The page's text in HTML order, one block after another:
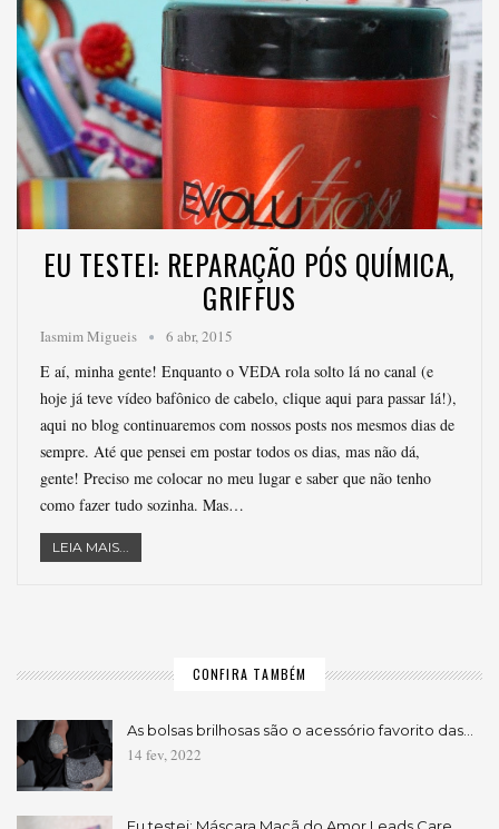
EU TESTEI: REPARAÇÃO PÓS QUÍMICA,
GRIFFUS
Iasmim Migueis 6 abr, 2015
E aí, minha gente! Enquanto o VEDA rola solto lá no canal (e
hoje já teve vídeo bafônico de cabelo, clique aqui para passar lá!),
aqui no blog continuaremos com nossos posts nos mesmos dias de
sempre. Até que pensei em postar todos os dias, mas não dá,
gente! Preciso me colocar no meu lugar e saber que não tenho
como fazer tudo sozinha. Mas…
LEIA MAIS...
CONFIRA TAMBÉM
As bolsas brilhosas são o acessório favorito das…
14 fev, 2022
Eu testei: Máscara Maçã do Amor Leads Care